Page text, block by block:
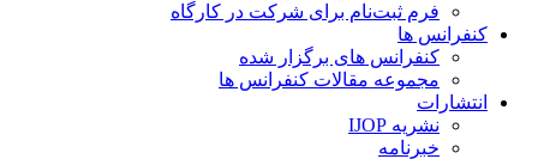
فرم ثبت‌نام برای شرکت در کارگاه
کنفرانس ها
کنفرانس های برگزار شده
مجموعه مقالات کنفرانس ها
انتشارات
نشریه IJOP
خبرنامه